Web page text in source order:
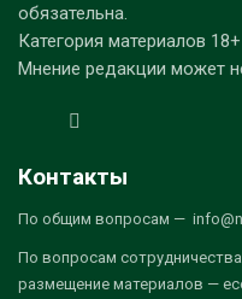
обязательна.
Категория материалов 18+
Мнение редакции может
Контакты
По общим вопросам —
По вопросам сотрудничества
размещение материалов —